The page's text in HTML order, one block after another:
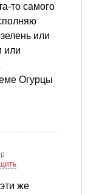
то самого
или
или
Огурцы
же